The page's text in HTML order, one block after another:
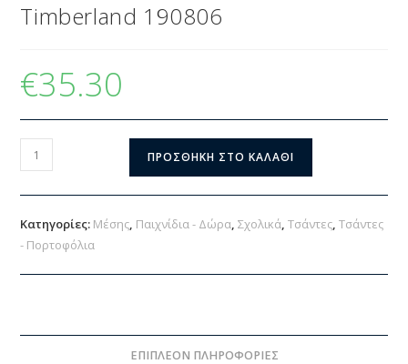
Timberland 190806
€35.30
ΠΡΟΣΘΉΚΗ ΣΤΟ ΚΑΛΆΘΙ
Κατηγορίες: Μέσης, Παιχνίδια - Δώρα,Σχολικά,Τσάντες,Τσάντες
- Πορτοφόλια
ΕΠΙΠΛΈΟΝ ΠΛΗΡΟΦΟΡΊΕΣ